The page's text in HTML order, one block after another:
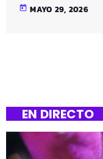
today MAYO 29, 2026
EN DIRECTO